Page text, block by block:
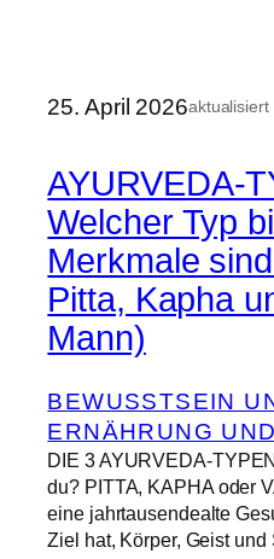
25. April 2026aktualisiert
AYURVEDA-
Welcher Typ
Merkmale
Pitta, Kapha
Mann)
BEWUSSTSEIN
ERNÄHRUNG
DIE 3 AYURVEDA-
du? PITTA, KAPHA oder
eine jahrtausendealte
Ziel hat, Körper, Geist